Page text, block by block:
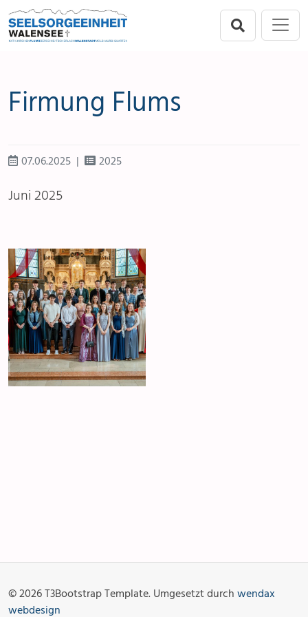
Direkt zur Hauptnavigation springen
Direkt zum Inhalt springen
Firmung Flums
07.06.2025 2025
Juni 2025
© 2026 T3Bootstrap Template. Umgesetzt durch wendax
webdesign
Berschis-Tscherlach
Walenstadt
Angebot & Sakramente
Aktuelles
Fotogalerie
Links